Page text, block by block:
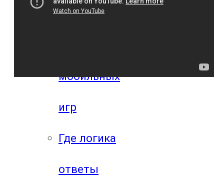
Видео
мобильных
игр
Где логика
ответы